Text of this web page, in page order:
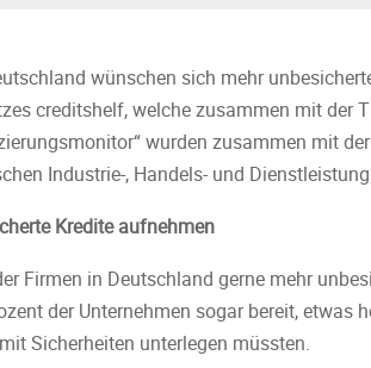
wünschen sich mehr
creditshelf, welche zusammen mit der
wurden zusammen mit
Industrie-, Handels- und
Kredite aufnehmen
Firmen in Deutschland gerne mehr
der Unternehmen sogar bereit, etwas
Sicherheiten unterlegen müssten.